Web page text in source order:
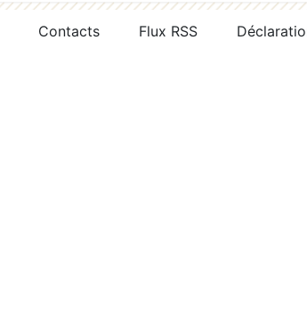
Contacts Flux RSS